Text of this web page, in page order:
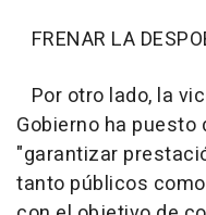
FRENAR LA
Por otro lado, la
Gobierno ha puesto
"garantizar
tanto públicos